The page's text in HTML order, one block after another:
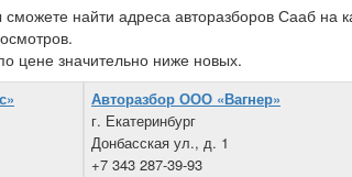
найти адреса авторазборов Сааб на
цене значительно ниже новых.
Авторазбор ООО «Вагнер»
г. Екатеринбург
Донбасская ул., д. 1
+7 343 287-39-93